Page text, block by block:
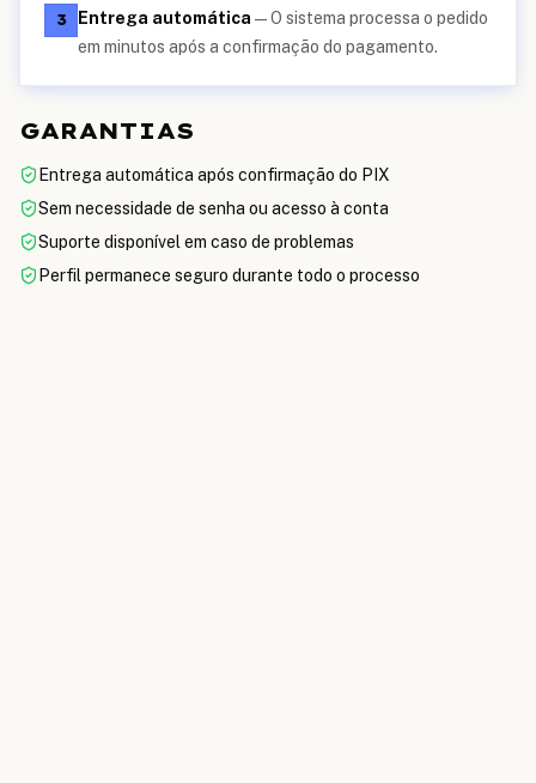
3 Entrega automática —O sistema processa o pedido
em minutos após a confirmação do pagamento.
GARANTIAS
Entrega automática após confirmação do PIX
Sem necessidade de senha ou acesso à conta
Suporte disponível em caso de problemas
Perfil permanece seguro durante todo o processo